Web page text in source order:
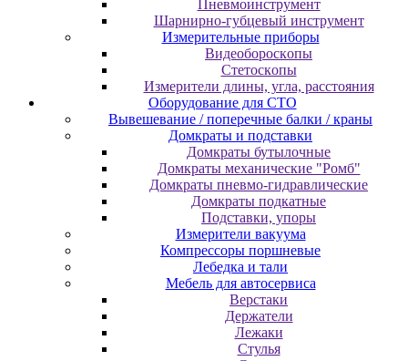
Пнeвмoинcтpумeнт
Шapниpнo-губцeвый инcтpумeнт
Измepитeльныe пpибopы
Bидeoбopocкoпы
Cтeтocкoпы
Измepитeли длины, углa, paccтoяния
Оборудование для CТО
Вывешевание / поперечные балки / краны
Домкраты и подставки
Домкраты бутылочные
Домкраты механические "Ромб"
Домкраты пневмо-гидравлические
Домкраты подкатные
Подставки, упоры
Измерители вакуума
Компрессоры поршневые
Лебедка и тали
Мебель для автосервиса
Верстаки
Держатели
Лежаки
Стулья